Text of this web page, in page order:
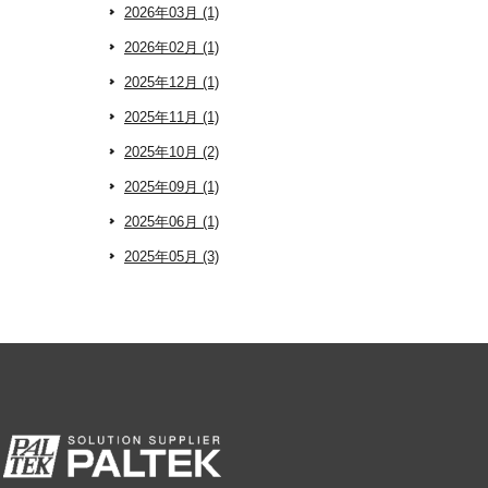
2026年03月 (1)
2026年02月 (1)
2025年12月 (1)
2025年11月 (1)
2025年10月 (2)
2025年09月 (1)
2025年06月 (1)
2025年05月 (3)